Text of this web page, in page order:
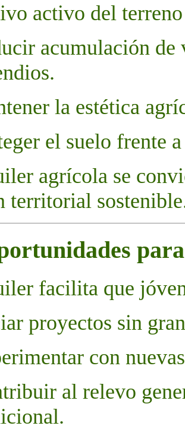
activo del
acumulación de
la estética
el suelo frente
agrícola se
territorial
facilita que
proyectos sin
con
al relevo